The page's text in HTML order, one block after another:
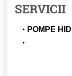
SERVICII
POMPE